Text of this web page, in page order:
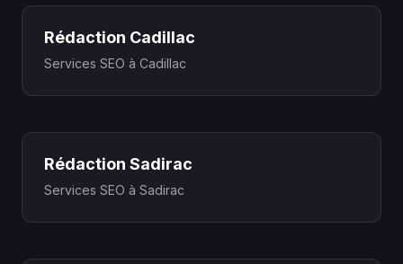
Rédaction Cadillac
Services SEO à Cadillac
Rédaction Sadirac
Services SEO à Sadirac